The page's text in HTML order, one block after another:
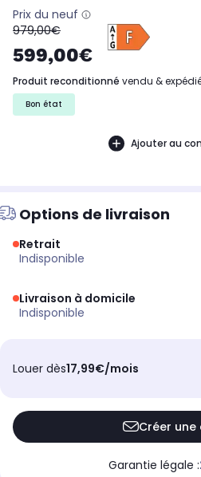
Prix du neuf
oldPrice
979,00€
599,00€
produit reconditionné vendu &
Bon état
Ajouter au
Options de livraison
Retrait
indisponible
Livraison à domicile
indisponible
Louer dès17,99€/mois
Créer
Garantie légale :